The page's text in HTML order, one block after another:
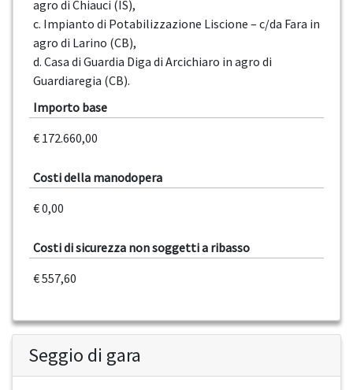
agro di Chiauci (IS),
c. Impianto di Potabilizzazione Liscione – c/da Fara in
agro di Larino (CB),
d. Casa di Guardia Diga di Arcichiaro in agro di
Guardiaregia (CB).
Importo base
€ 172.660,00
Costi della manodopera
€ 0,00
Costi di sicurezza non soggetti a ribasso
€ 557,60
Seggio di gara